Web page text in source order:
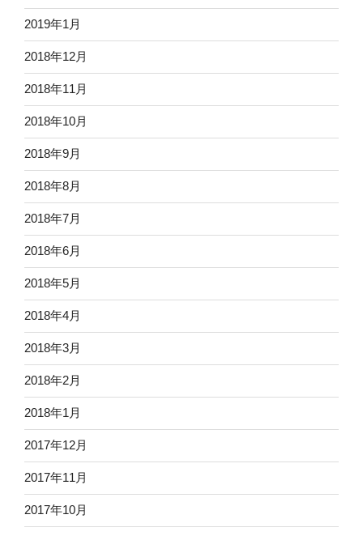
2019年1月
2018年12月
2018年11月
2018年10月
2018年9月
2018年8月
2018年7月
2018年6月
2018年5月
2018年4月
2018年3月
2018年2月
2018年1月
2017年12月
2017年11月
2017年10月